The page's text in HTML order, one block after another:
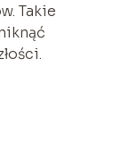
Takie